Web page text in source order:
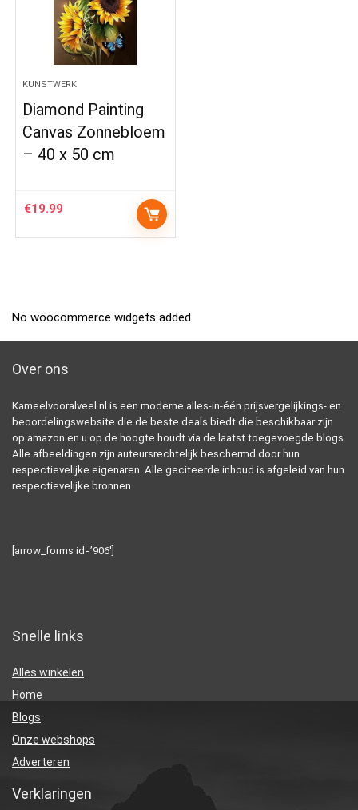
KUNSTWERK
Diamond Painting
Canvas Zonnebloem
– 40 x 50 cm
€19.99
No woocommerce widgets added
Over ons
Kameelvooralveel.nl is een moderne alles-in-één prijsvergelijkings- en
beoordelingswebsite die de beste deals biedt die beschikbaar zijn
op amazon en u op de hoogte houdt via de laatst toegevoegde blogs.
Alle afbeeldingen zijn auteursrechtelijk beschermd door hun
respectievelijke eigenaren. Alle geciteerde inhoud is afgeleid van hun
respectievelijke bronnen.
[arrow_forms id=’906′]
Snelle links
Alles winkelen
Home
Blogs
Onze webshops
Adverteren
Verklaringen